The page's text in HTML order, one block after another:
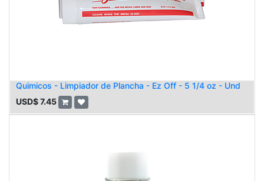
Quimicos - Limpiador de Plancha - Ez Off - 5 1/4 oz - Und
USD$7.45